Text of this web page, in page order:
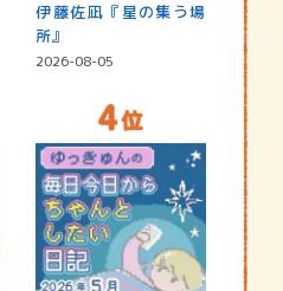
伊藤佐凪『星の集う場
所』
2026-08-05